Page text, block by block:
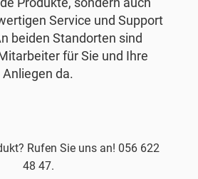
Service und Support
beiden Standorten sind
für Sie und Ihre
Anliegen da.
Rufen Sie uns an! 056 622
48 47.